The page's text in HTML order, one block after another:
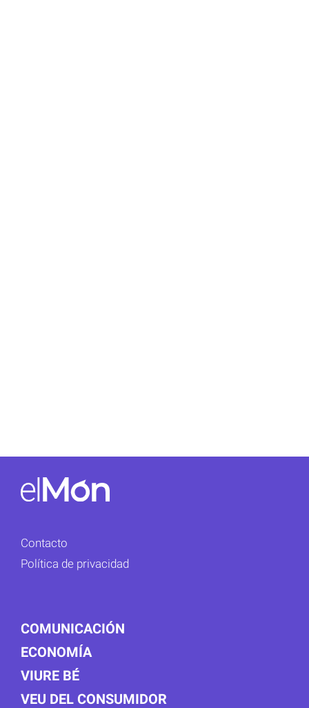
Contacto
Política de privacidad
COMUNICACIÓN
ECONOMÍA
VIURE BÉ
VEU DEL CONSUMIDOR